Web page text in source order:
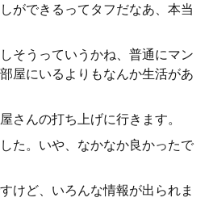
ができるってタフだなあ、本当
そうっていうかね、普通にマン
屋にいるよりもなんか生活があ
さんの打ち上げに行きます。
た。いや、なかなか良かったで
けど、いろんな情報が出られま